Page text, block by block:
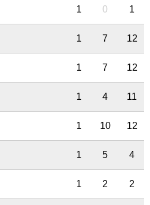
1 0 1
1 7 12
1 7 12
1 4 11
1 10 12
1 5 4
1 2 2